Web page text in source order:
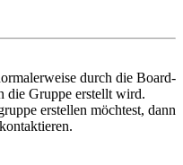
durch die Board-
die Gruppe erstellt wird.
erstellen möchtest, dann